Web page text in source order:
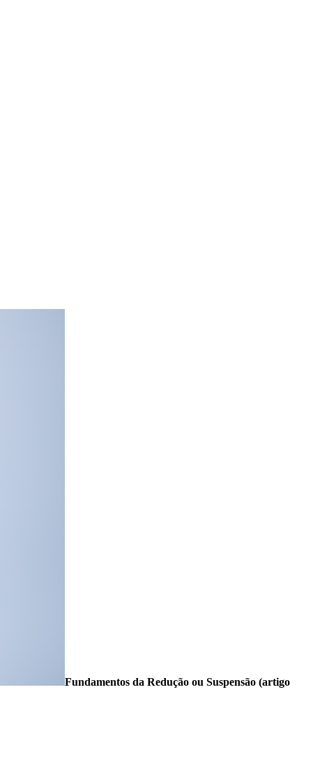
Fundamentos da Redução ou Suspensão (artigo